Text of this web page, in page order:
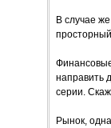
В случае
направить
серии.
Рынок,